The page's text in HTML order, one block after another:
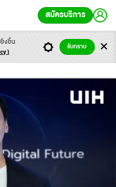
สมัครบริการ
งขึ้น
รับทราบ